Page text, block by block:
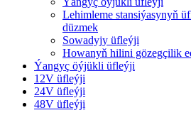
Lehimleme stansiýasynyň
düzmek
Sowadyjy üfleýji
Howanyň hilini gözegçilik
Ýangyç öýjükli üfleýji
12V üfleýji
24V üfleýji
48V üfleýji